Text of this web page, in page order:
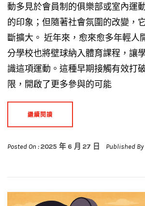
動多見於會員制的俱樂部或室內運
的印象；但隨著社會氛圍的改變，
斷擴大。 近年來，愈來愈多年輕人
分學校也將壁球納入體育課程，讓
識這項運動。這種早期接觸有效打
限，開啟了更多參與的可能
繼續閱讀
Posted On :2025 年 6 月 27 日 Published By